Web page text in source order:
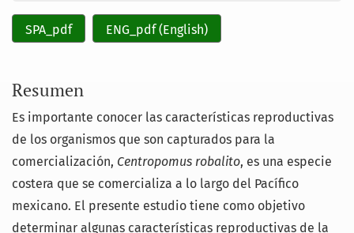
SPA_pdf ENG_pdf (English)
Resumen
Es importante conocer las características reproductivas
de los organismos que son capturados para la
comercialización, Centropomus robalito, es una especie
costera que se comercializa a lo largo del Pacífico
mexicano. El presente estudio tiene como objetivo
determinar algunas características reproductivas de la